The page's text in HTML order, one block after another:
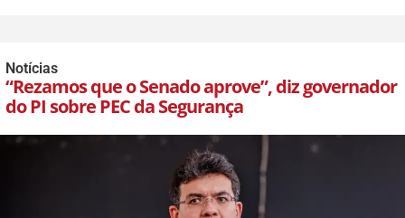
Notícias
“Rezamos que o Senado aprove”, diz governador
do PI sobre PEC da Segurança